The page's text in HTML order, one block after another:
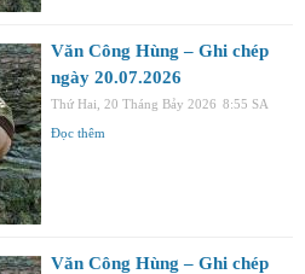
Văn Công Hùng – Ghi chép
ngày 20.07.2026
Thứ Hai, 20 Tháng Bảy 2026 8:55 SA
Đọc thêm
Văn Công Hùng – Ghi chép